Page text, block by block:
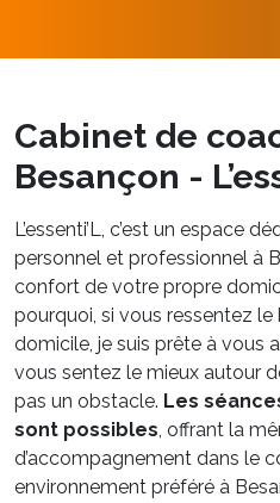
Cabinet de
Besançon -
L’essenti’L, c’est un espace
personnel et professionnel à
confort de votre propre
pourquoi, si vous ressentez le
domicile, je suis prête à vous
vous sentez le mieux autour
pas un obstacle. Les
sont possibles, offrant la
d’accompagnement dans le
environnement préféré à